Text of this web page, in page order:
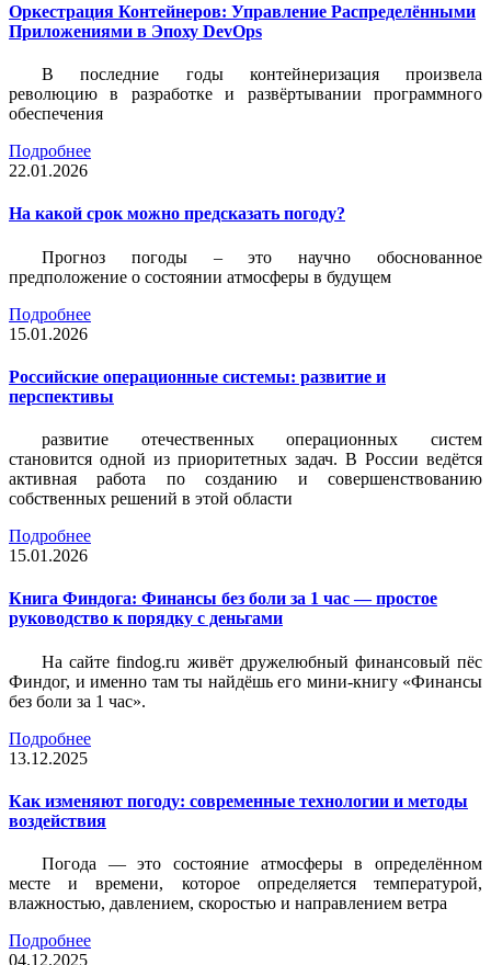
Оркестрация Контейнеров: Управление Распределёнными
Приложениями в Эпоху DevOps
В последние годы контейнеризация произвела
революцию в разработке и развёртывании программного
обеспечения
Подробнее
22.01.2026
На какой срок можно предсказать погоду?
Прогноз погоды – это научно обоснованное
предположение о состоянии атмосферы в будущем
Подробнее
15.01.2026
Российские операционные системы: развитие и
перспективы
развитие отечественных операционных систем
становится одной из приоритетных задач. В России ведётся
активная работа по созданию и совершенствованию
собственных решений в этой области
Подробнее
15.01.2026
Книга Финдога: Финансы без боли за 1 час — простое
руководство к порядку с деньгами
На сайте findog.ru живёт дружелюбный финансовый пёс
Финдог, и именно там ты найдёшь его мини‑книгу «Финансы
без боли за 1 час».
Подробнее
13.12.2025
Как изменяют погоду: современные технологии и методы
воздействия
Погода — это состояние атмосферы в определённом
месте и времени, которое определяется температурой,
влажностью, давлением, скоростью и направлением ветра
Подробнее
04.12.2025